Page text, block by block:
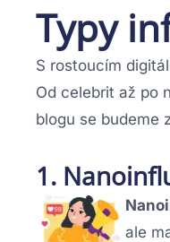
Typy
S rostoucím
Od celebrit až po
blogu se budeme
1.
ale